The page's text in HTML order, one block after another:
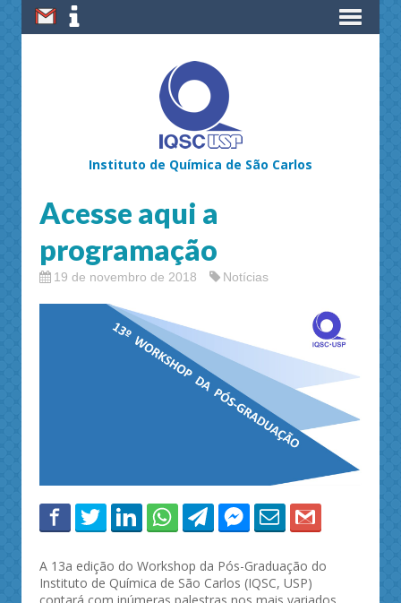
Instituto de Química de São Carlos
Acesse aqui a
programação
19 de novembro de 2018 Notícias
A 13a edição do Workshop da Pós-Graduação do
Instituto de Química de São Carlos (IQSC, USP)
contará com inúmeras palestras nos mais variados